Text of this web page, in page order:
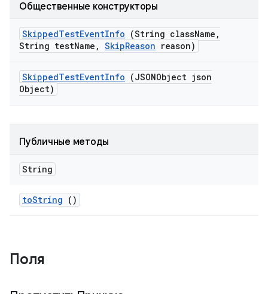
Общественные конструкторы
SkippedTestEventInfo (String className ,
String testName , SkipReason reason)
SkippedTestEventInfo (JSONObject json
Object)
Публичные методы
String
toString ()
Поля